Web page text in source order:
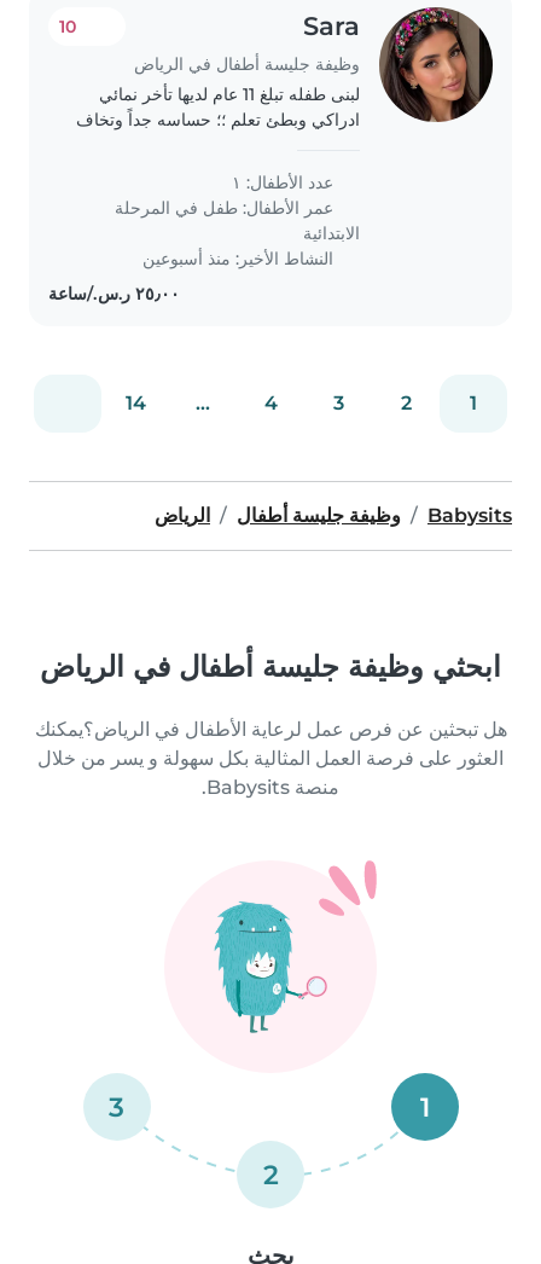
Sara
وظيفة جليسة أطفال في الرياض
10
لبنى طفله تبلغ 11 عام لديها تأخر نمائي
ادراكي وبطئ تعلم ؛؛ حساسه جداً وتخاف
بالتخاطب .. تسكن مع والدتها واختها فقط ..
انا والدتها موظفه اعمل ولبنى تدرس..
عدد الأطفال: ١
عمر الأطفال: طفل في المرحلة
الابتدائية
النشاط الأخير: منذ أسبوعين
1
2
3
4
...
14
Babysits وظيفة جليسة أطفال الرياض
ابحثي وظيفة جليسة أطفال في الرياض
هل تبحثين عن فرص عمل لرعاية الأطفال في الرياض؟يمكنك
العثور على فرصة العمل المثالية بكل سهولة و يسر من خلال
منصة Babysits.
1
2
3
بحث